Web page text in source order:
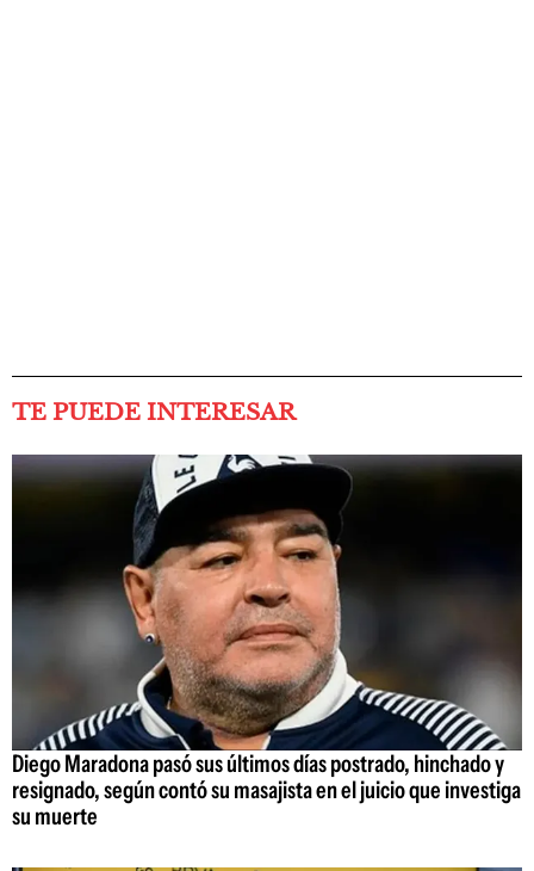
TE PUEDE INTERESAR
Diego Maradona pasó sus últimos días postrado, hinchado y
resignado, según contó su masajista en el juicio que investiga
su muerte